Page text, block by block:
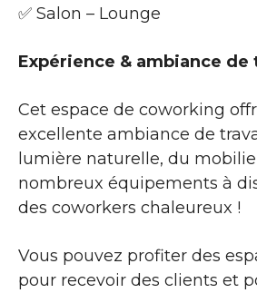
✅ Salon – Lounge
Expérience & ambiance de
Cet espace de coworking
excellente ambiance de
lumière naturelle, du
nombreux équipements à
des coworkers chaleureux !
Vous pouvez profiter des
pour recevoir des clients et